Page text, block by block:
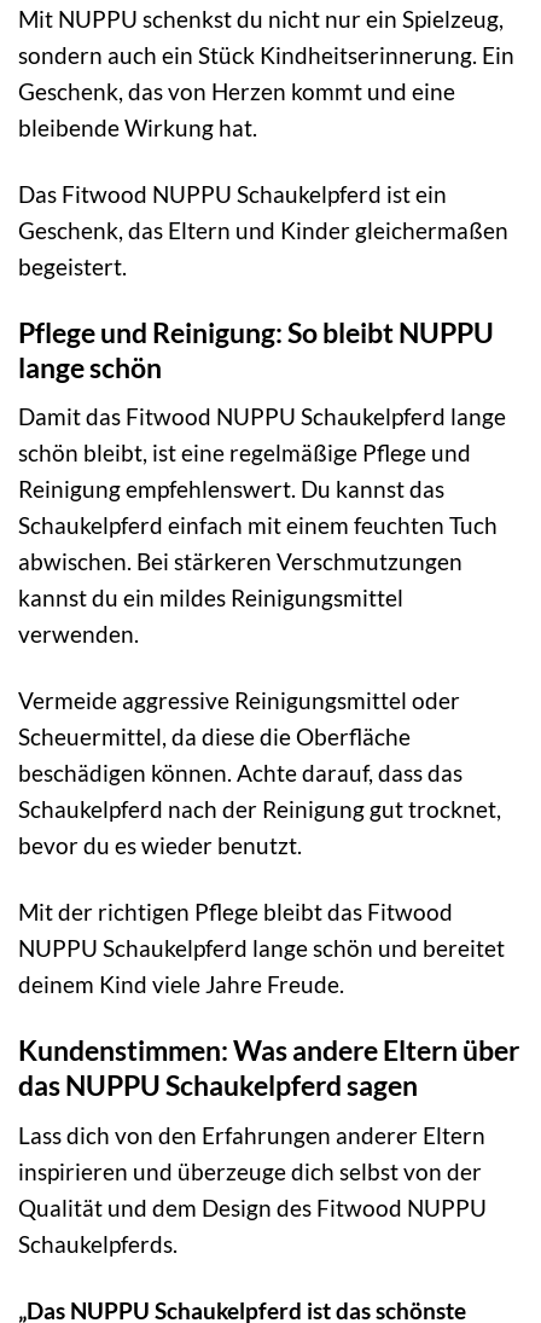
Mit NUPPU schenkst du nicht nur ein Spielzeug,
sondern auch ein Stück Kindheitserinnerung. Ein
Geschenk, das von Herzen kommt und eine
bleibende Wirkung hat.
Das Fitwood NUPPU Schaukelpferd ist ein
Geschenk, das Eltern und Kinder gleichermaßen
begeistert.
Pflege und Reinigung: So bleibt NUPPU
lange schön
Damit das Fitwood NUPPU Schaukelpferd lange
schön bleibt, ist eine regelmäßige Pflege und
Reinigung empfehlenswert. Du kannst das
Schaukelpferd einfach mit einem feuchten Tuch
abwischen. Bei stärkeren Verschmutzungen
kannst du ein mildes Reinigungsmittel
verwenden.
Vermeide aggressive Reinigungsmittel oder
Scheuermittel, da diese die Oberfläche
beschädigen können. Achte darauf, dass das
Schaukelpferd nach der Reinigung gut trocknet,
bevor du es wieder benutzt.
Mit der richtigen Pflege bleibt das Fitwood
NUPPU Schaukelpferd lange schön und bereitet
deinem Kind viele Jahre Freude.
Kundenstimmen: Was andere Eltern über
das NUPPU Schaukelpferd sagen
Lass dich von den Erfahrungen anderer Eltern
inspirieren und überzeuge dich selbst von der
Qualität und dem Design des Fitwood NUPPU
Schaukelpferds.
„Das NUPPU Schaukelpferd ist das schönste